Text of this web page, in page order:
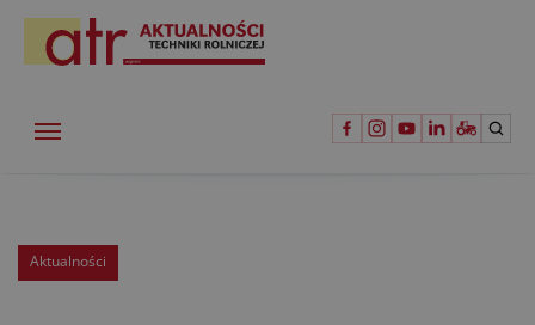
Aktualności